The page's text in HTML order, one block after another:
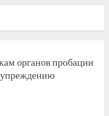
органов пробации